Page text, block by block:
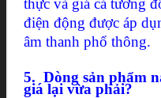
thực và giá cả tương
điện động được áp
âm thanh phổ thông.
5. Dòng sản phẩm
giá lại vừa phải?